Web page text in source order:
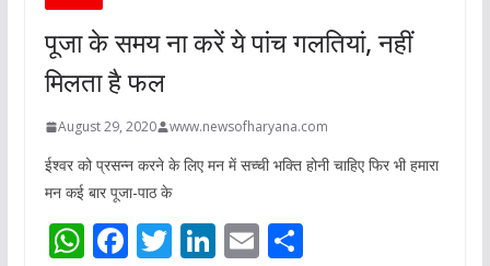
पूजा के समय ना करें ये पांच गलतियां, नहीं
मिलता है फल
August 29, 2020 www.newsofharyana.com
ईश्वर को प्रसन्न करने के लिए मन में सच्ची भक्ति होनी चाहिए फिर भी हमारा
मन कई बार पूजा-पाठ के
W F T Li E S